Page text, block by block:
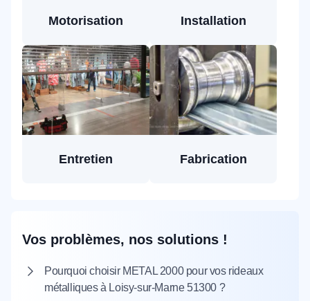
Motorisation Installation
Entretien Fabrication
Vos problèmes, nos solutions !
Pourquoi choisir METAL 2000 pour vos rideaux
métalliques à Loisy-sur-Marne 51300 ?